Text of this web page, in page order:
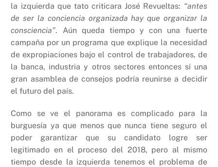
la izquierda que tato criticara José Revueltas: “antes
de ser la conciencia organizada hay que organizar la
consciencia”. Aún queda tiempo y con una fuerte
campaña por un programa que explique la necesidad
de expropiaciones bajo el control de trabajadores, de
la banca, industria y otros sectores entonces sí una
gran asamblea de consejos podría reunirse a decidir
el futuro del país.
Como se ve el panorama es complicado para la
burguesía ya que menos que nunca tiene seguro el
poder garantizar que su candidato logre ser
legitimado en el proceso del 2018, pero al mismo
tiempo desde la izquierda tenemos el problema de